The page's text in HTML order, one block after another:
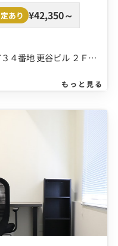
あり ¥42,350～
〒630-8236 奈良県奈良市下三条町３４番地 更谷ビル ２Ｆ ３Ｆ ４Ｆ
もっと見る